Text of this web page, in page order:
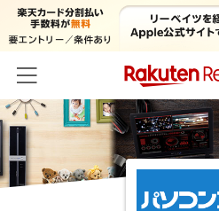
ホーム
カテゴリー一覧
百貨店・総合ECモール